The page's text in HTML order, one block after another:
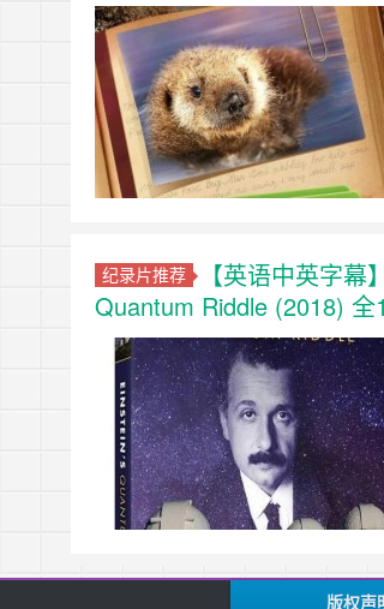
纪录片推荐
【英语中英字
Quantum Riddle (2018)
版权声